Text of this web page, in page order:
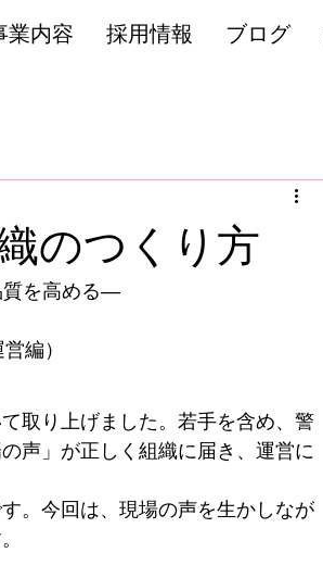
業内容 採用情報 ブログ
のつくり方
質を高める―
編）
取り上げました。若手を含め、警
声」が正しく組織に届き、運営に
。今回は、現場の声を生かしなが